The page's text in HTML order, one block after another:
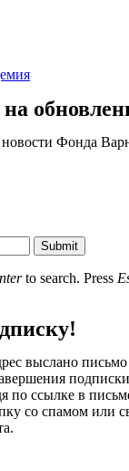
Фонда
Submit
to search. Press
выслано письмо
по ссылке в
со спамом или